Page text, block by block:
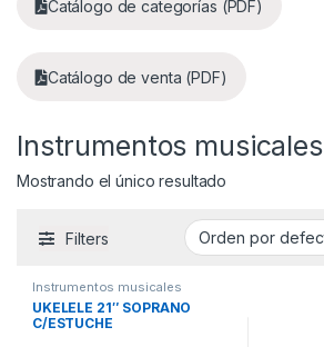
Catálogo de categorías (PDF)
Catálogo de venta (PDF)
Instrumentos musicales
Mostrando el único resultado
Filters
Instrumentos musicales
UKELELE 21″ SOPRANO
C/ESTUCHE